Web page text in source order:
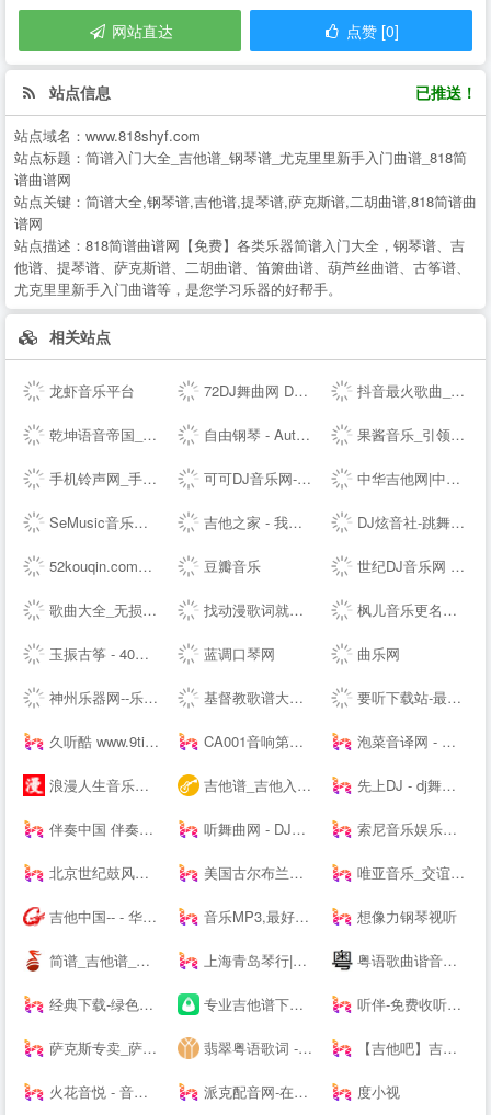
网站直达 点赞 [0]
站点信息 已推送！
站点域名： www.818shyf.com
站点标题： 简谱入门大全_吉他谱_钢琴谱_尤克里里新手入门曲谱_818简
谱曲谱网
站点关键： 简谱大全,钢琴谱,吉他谱,提琴谱,萨克斯谱,二胡曲谱,818简谱曲
谱网
站点描述： 818简谱曲谱网【免费】各类乐器简谱入门大全，钢琴谱、吉
他谱、提琴谱、萨克斯谱、二胡曲谱、笛箫曲谱、葫芦丝曲谱、古筝谱、
尤克里里新手入门曲谱等，是您学习乐器的好帮手。
相关站点
龙虾音乐平台 72DJ舞曲网 DJ舞曲 DJ串烧 最新好听的dj舞曲免费下载网站 抖音最火歌曲_好听的歌曲 - 我要歌词网
乾坤语音帝国_MP3音乐免费试听下载网站 自由钢琴 - AutoPiano | 在线钢琴，键盘钢琴，模拟钢琴，多种乐器选择，好听又好玩 果酱音乐_引领音乐娱乐新风向
手机铃声网_手机铃声下载_免费手机铃声下载 可可DJ音乐网-车载dj dj舞曲 dj现场视频 原创DJ音乐分享平台 中华吉他网|中国(珠海)国际吉他艺术节|中国(珠海)吉他大赛|教育|琴行|厂商|珠海吉他学会|研究会|珠海市音乐家协会|联谊会|结他|吉它|china|gutiar|keytar|www.zhguitar.com
SeMusic音乐网站源码|一号DJ开源PHP音乐CMS网站管理系统 吉他之家 - 我的吉他谱,我的吉他网站! DJ炫音社-跳舞专辑_公路音乐_酒吧音乐夜店慢摇车载DJ舞曲网站
52kouqin.com到期，请续费 豆瓣音乐 世纪DJ音乐网 - 无损高品质DJ舞曲分享,音质最好的DJ免费下载网站
歌曲大全_无损音乐下载_MP3歌曲免费下载 - 求歌网 找动漫歌词就到 - 每日动漫歌词网 枫儿音乐更名为枫儿乐谱网提供各种简谱，歌谱，五线谱，吉他谱
玉振古筝 - 40年技术沉淀，铸就扬州筝业佼佼者 蓝调口琴网 曲乐网
神州乐器网--乐器行业-- 基督教歌谱大全-分享基督教赞美诗歌简谱，五线谱，和弦谱，歌词的最佳网站! 要听下载站-最新手机游戏软件下载平台
久听酷 www.9tingku.com 原创DJ音乐分享平台 DJ舞曲 超劲爆车载DJ下载网站 CA001音响第一网 _ 音频视频灯光信息平台 - Powered by CA001.COM 泡菜音译网 - 韩语歌词音译,谐音歌词,韩剧ost音译分享平台
浪漫人生音乐网,www.dj191.com,车载音乐,慢摇中文,武汉dj193,最新好听的dj,音乐串烧,Dj视频下载,免费下载 吉他谱_吉他入门教程_吉他教学视频_吉他谱下载-吉他屋 先上DJ - dj舞曲|dj歌曲串烧|dj慢摇舞曲|劲爆dj|车载dj
伴奏中国 伴奏网 -- 【其他均为假冒网站 将追究法律责任】 听舞曲网 - DJ舞曲,MP4,MP3免费下载,流行音乐,抖音热门歌曲,网络热门歌曲 索尼音乐娱乐中国 | Sony Music Entertainment China
北京世纪鼓风打击乐器中心-打击乐鼓风 美国古尔布兰森GULBRANSEN-百年高端品牌钢琴-（中国）-- 唯亚音乐_交谊舞曲_舞厅舞曲大全_夜场交谊舞曲
吉他中国-- - 华语首席吉他门户！中文旗舰吉他多维平台！ 音乐MP3,最好听的歌曲,流行音乐网 - YYMP3音乐网 想像力钢琴视听
简谱_吉他谱_简谱歌谱大全_钢琴谱_歌谱曲谱大全 - 爱曲谱网 上海青岛琴行|钢琴品牌|买钢琴|学钢琴|钢琴价格|小小莫扎特钢琴城培训-- 粤语歌曲谐音网-粤语歌词谐音网
经典下载-绿色软件下载-常用软件下载 专业吉他谱下载平台 - 吉他世界 听伴-免费收听小说相声儿歌笑话段子,网络收音机|在线收听平台！
萨克斯专卖_萨克斯价格_进口萨克斯_萨克斯厂家-台湾Sertur/萨尔特萨克斯【官网】 翡翠粤语歌词 - 粤语歌词拼音注音 【吉他吧】吉他谱大全_吉他弹唱视频教学
火花音悦 - 音乐版权服务平台，正版音乐好听不贵 派克配音网-在线配音网站_广告宣传片配音_动画游戏配音公司 度小视